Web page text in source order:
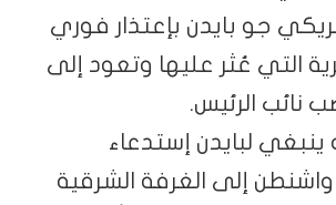
جو بايدن بإعتذار فوري
التي عُثر عليها وتعود إلى
نائب الرئيس.
ينبغي لبايدن إستدعاء
إلى الغرفة الشرقية